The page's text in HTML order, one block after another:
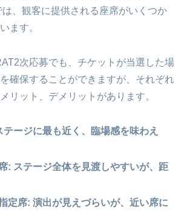
、観客に提供される座席がいくつか
ます。
次応募でも、チケットが当選した場
確保することができますが、それぞれ
リット、デメリットがあります。
テージに最も近く、臨場感を味わえ
: ステージ全体を見渡しやすいが、距
定席: 演出が見えづらいが、近い席に